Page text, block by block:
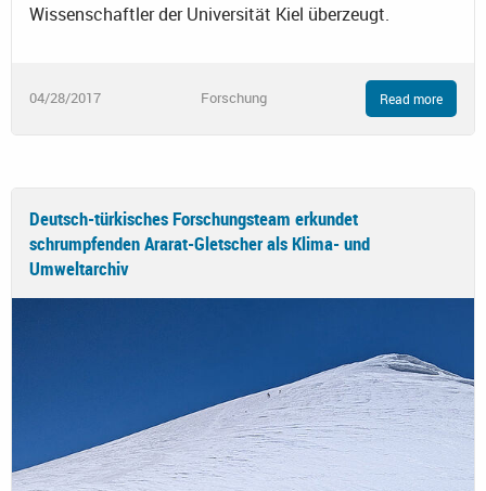
Wissenschaftler der Universität Kiel überzeugt.
04/28/2017 Forschung Read more
Deutsch-türkisches Forschungsteam erkundet
schrumpfenden Ararat-Gletscher als Klima- und
Umweltarchiv